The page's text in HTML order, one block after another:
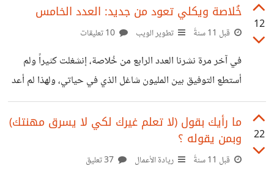
12
خُلاصة ويكلي تعود من جديد: العدد الخامس
قبل 11 سنةً تطوير الويب
في آخر مرة نشرنا العدد الرابع من خُلاصة، إنشغلت كثيراً ولم
أستطع التوفيق بين المليون شاغل الذي في حياتي، ولهذا لم أعد
أهتم بخُلاصة وتركتها. والآن رجعنا من جديد، النشرة سوف
تستمر هذه المرة، وفي كل مرة سوف تتطور أكثر وأكثر، وسوف
يضاف إليها افكار جديدة كثيرة. لقد قمنا بتوسيع الفريق أكثر،
نظراً لإنشغالي في أشغال أخرى، وقمنا بتعيين مدير جديد
22
ما رأيك بقول (لا تعلم غيرك لكي لا يسرق مهنتك)
وبمن يقوله ؟
قبل 11 سنةً ريادة الأعمال